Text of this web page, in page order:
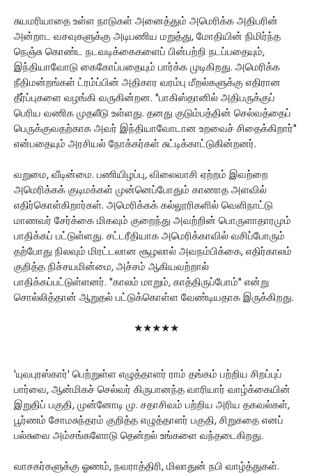
சுயமரியாதை உள்ள நாடுகள் அனைத்தும் அமெரிக்க அதிபரின்
அன்றாட வசவுகளுக்கு அடிபணிய மறுத்து, மோதியின் நிமிர்ந்த
நெஞ்சு கொண்ட நடவடிக்கைகளைப் பின்பற்றி நடப்பதையும்,
இந்தியாவோடு கைகோப்பதையும் பார்க்க முடிகிறது. அமெரிக்க
நீதிமன்றங்கள் ட்ரம்ப்பின் அதிகார வரம்பு மீறல்களுக்கு எதிரான
தீர்ப்புகளை வழங்கி வருகின்றன. "பாகிஸ்தானில் அதிபருக்குப்
பெரிய வணிக முதலீடு உள்ளது. தனது குடும்பத்தின் செல்வத்தைப்
பெருக்குவதற்காக அவர் இந்தியாவோடான உறவைச் சிதைக்கிறார்"
என்பதையும் அரசியல் நோக்கர்கள் சுட்டிக்காட்டுகின்றனர்.
வறுமை, வீடின்மை. பணியிழப்பு, விலைவாசி ஏற்றம் இவற்றை
அமெரிக்கக் குடிமக்கள் முன்னெப்போதும் காணாத அளவில்
எதிர்கொள்கிறார்கள். அமெரிக்கக் கல்லூரிகளில் வெளிநாட்டு
மாணவர் சேர்க்கை மிகவும் குறைந்து அவற்றின் பொருளாதாரமும்
பாதிக்கப் பட்டுள்ளது. சட்டரீதியாக அமெரிக்காவில் வசிப்போரும்
தற்போது நிலவும் மிரட்டலான சூழலால் அவநம்பிக்கை, எதிர்காலம்
குறித்த நிச்சயமின்மை, அச்சம் ஆகியவற்றால்
பாதிக்கப்பட்டுள்ளனர். "காலம் மாறும், காத்திருப்போம்" என்று
சொல்லித்தான் ஆறுதல் பட்டுக்கொள்ள வேண்டியதாக இருக்கிறது.
★★★★★
'யுவபுரஸ்கார்' பெற்றுள்ள எழுத்தாளர் ராம் தங்கம் பற்றிய சிறப்புப்
பார்வை, ஆன்மிகச் செல்வர் கிருபானந்த வாரியார் வாழ்க்கையின்
இறுதிப் பகுதி, முன்னோடி மு. சதாசிவம் பற்றிய அரிய தகவல்கள்,
பூர்ணம் சோமசுந்தரம் குறித்த எழுத்தாளர் பகுதி, சிறுகதை எனப்
பல்சுவை அம்சங்களோடு தென்றல் உங்களை வந்தடைகிறது.
வாசகர்களுக்கு ஓணம், நவராத்திரி, மிலாதுன் நபி வாழ்த்துகள்.